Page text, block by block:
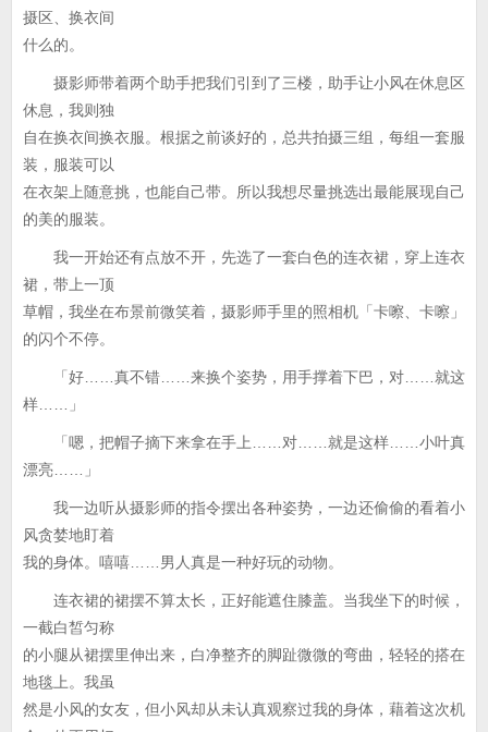
摄区、换衣间
什么的。
摄影师带着两个助手把我们引到了三楼，助手让小风在休息区
休息，我则独
自在换衣间换衣服。根据之前谈好的，总共拍摄三组，每组一套服
装，服装可以
在衣架上随意挑，也能自己带。所以我想尽量挑选出最能展现自己
的美的服装。
我一开始还有点放不开，先选了一套白色的连衣裙，穿上连衣
裙，带上一顶
草帽，我坐在布景前微笑着，摄影师手里的照相机「卡嚓、卡嚓」
的闪个不停。
「好……真不错……来换个姿势，用手撑着下巴，对……就这
样……」
「嗯，把帽子摘下来拿在手上……对……就是这样……小叶真
漂亮……」
我一边听从摄影师的指令摆出各种姿势，一边还偷偷的看着小
风贪婪地盯着
我的身体。嘻嘻……男人真是一种好玩的动物。
连衣裙的裙摆不算太长，正好能遮住膝盖。当我坐下的时候，
一截白皙匀称
的小腿从裙摆里伸出来，白净整齐的脚趾微微的弯曲，轻轻的搭在
地毯上。我虽
然是小风的女友，但小风却从未认真观察过我的身体，藉着这次机